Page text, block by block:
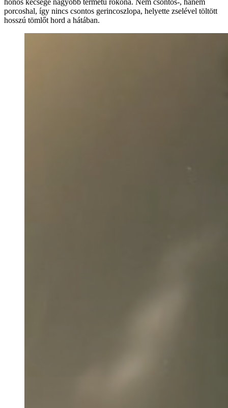
porcoshal, így nincs csontos gerincoszlopa, helyette zselével töltött
hosszú tömlőt hord a hátában.